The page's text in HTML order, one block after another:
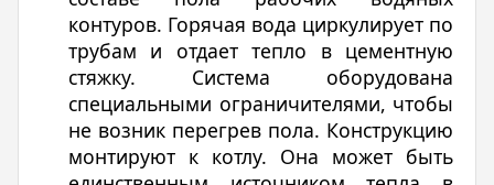
контуров. Горячая вода циркулирует по
трубам и отдает тепло в цементную
стяжку. Система оборудована
специальными ограничителями, чтобы
не возник перегрев пола. Конструкцию
монтируют к котлу. Она может быть